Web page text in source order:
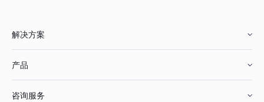
解决方案
产品
咨询服务